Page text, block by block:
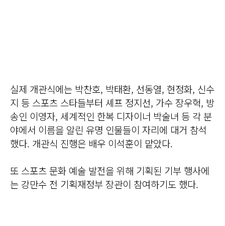
실제 개관식에는 박찬호, 박태환, 선동열, 현정화, 신수
지 등 스포츠 스타들부터 셰프 정지선, 가수 장우혁, 방
송인 이영자, 세계적인 한복 디자이너 박술녀 등 각 분
야에서 이름을 알린 유명 인물들이 자리에 대거 참석
했다. 개관식 진행은 배우 이석훈이 맡았다.
또 스포츠 문화 예술 발전을 위해 기획된 기부 행사에
는 강만수 전 기획재정부 장관이 참여하기도 했다.